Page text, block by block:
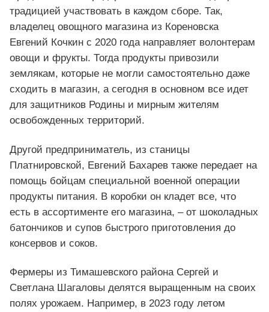
традицией участвовать в каждом сборе. Так,
владелец овощного магазина из Кореновска
Евгений Кочкин с 2020 года направляет волонтерам
овощи и фрукты. Тогда продукты привозили
землякам, которые не могли самостоятельно даже
сходить в магазин, а сегодня в основном все идет
для защитников Родины и мирным жителям
освобожденных территорий.
Другой предприниматель, из станицы
Платнировской, Евгений Бахарев также передает на
помощь бойцам специальной военной операции
продукты питания. В коробки он кладет все, что
есть в ассортименте его магазина, – от шоколадных
батончиков и супов быстрого приготовления до
консервов и соков.
Фермеры из Тимашевского района Сергей и
Светлана Шагаловы делятся выращенным на своих
полях урожаем. Например, в 2023 году летом